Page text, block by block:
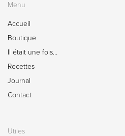
Menu
Accueil
Boutique
Il était une fois…
Recettes
Journal
Contact
Utiles